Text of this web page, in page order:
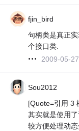
fjin_bird
句柄类是真正
个接口类.
2009-05-27
Sou2012
[Quote=引用 3
其实就是使用
较方便处理动